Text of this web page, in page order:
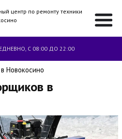
центр по ремонту техники
С 08:00 ДО 22:00
Новокосино
в